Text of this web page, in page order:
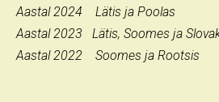
Aastal 2024 Lätis ja Poolas
Aastal 2023 Lätis, Soomes ja
Aastal 2022 Soomes ja Rootsis